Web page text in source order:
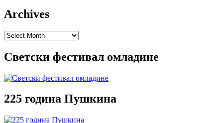
Archives
Archives
Светски фестивал омладине
225 година Пушкина